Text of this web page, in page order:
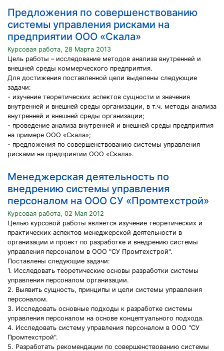
Предложения по совершенствованию
системы управления рисками на
предприятии ООО «Скала»
Курсовая работа, 28 Марта 2013
Цель работы – исследование методов анализа внутренней и
внешней среды коммерческого предприятия.
Для достижения поставленной цели выделены следующие
задачи:
- изучение теоретических аспектов сущности и значения
внутренней и внешней среды организации, в т.ч. методы анализа
внутренней и внешней среды организации;
- проведение анализа внутренней и внешней среды предприятия
на примере ООО «Скала»;
- предложения по совершенствованию системы управления
рисками на предприятии ООО «Скала».
Менеджерская деятельность по
внедрению системы управления
персоналом на ООО СУ «Промтехстрой»
Курсовая работа, 02 Мая 2012
Целью курсовой работы является изучение теоретических и
практических аспектов менеджерской деятельности в
организации и проект по разработке и внедрению системы
управления персоналом в ООО "СУ Промтехстрой".
Поставлены следующие задачи:
1. Исследовать теоретические основы разработки системы
управления персоналом организации.
2. Выявить сущность, принципы и цели системы управления
персоналом.
3. Исследовать основные подходы к разработке системы
управления персоналом на основе концептуального подхода.
4. Исследовать систему управления персоналом в ООО "СУ
Промтехстрой".
5. Разработать рекомендации по совершенствованию системы